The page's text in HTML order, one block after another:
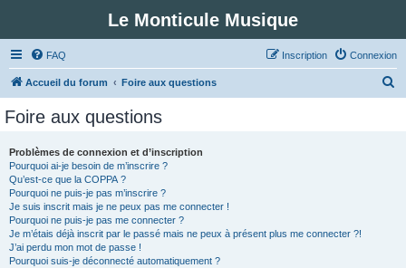
Le Monticule Musique
FAQ Connexion
Inscription
Accueil du forum Foire aux questions
Foire aux questions
Problèmes de connexion et d’inscription
Pourquoi ai-je besoin de m’inscrire ?
Qu’est-ce que la COPPA ?
Pourquoi ne puis-je pas m’inscrire ?
Je suis inscrit mais je ne peux pas me connecter !
Pourquoi ne puis-je pas me connecter ?
Je m’étais déjà inscrit par le passé mais ne peux à présent plus me connecter ?!
J’ai perdu mon mot de passe !
Pourquoi suis-je déconnecté automatiquement ?